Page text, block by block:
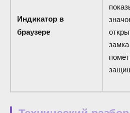
Индикатор в
браузере